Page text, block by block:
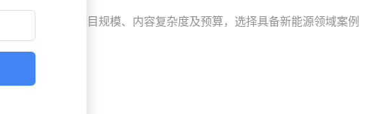
企业可根据项目规模、内容复杂度及预算，选择具备新能源领域案例